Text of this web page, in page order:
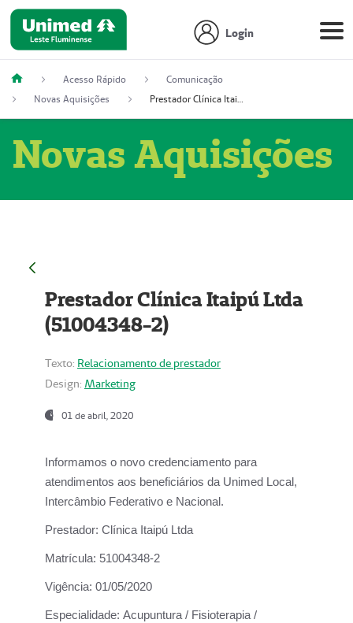
Login
Acesso Rápido
Comunicação
Novas Aquisições
Prestador Clínica Itaipú Ltda (51004348-2)
Novas Aquisições
Prestador Clínica Itaipú Ltda
(51004348-2)
Texto: Relacionamento de prestador
Design: Marketing
01 de abril, 2020
Informamos o novo credenciamento para
atendimentos aos beneficiários da Unimed Local,
Intercâmbio Federativo e Nacional.
Prestador: Clínica Itaipú Ltda
Matrícula: 51004348-2
Vigência: 01/05/2020
Especialidade: Acupuntura / Fisioterapia /